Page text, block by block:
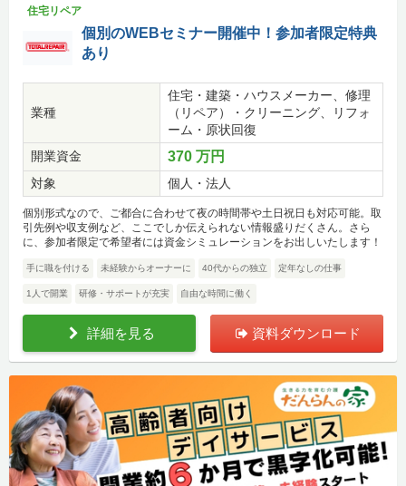
住宅リペア
個別のWEBセミナー開催中！参加者限定特典
あり
業種
住宅・建築・ハウスメーカー、修理
（リペア）・クリーニング、リフォ
ーム・原状回復
開業資金
370 万円
対象 個人・法人
個別形式なので、ご都合に合わせて夜の時間帯や土日祝日も対応可能。取
引先例や収支例など、ここでしか伝えられない情報盛りだくさん。さら
に、参加者限定で希望者には資金シミュレーションをお出しいたします！
手に職を付ける 未経験からオーナーに 40代からの独立 定年なしの仕事
1人で開業 研修・サポートが充実 自由な時間に働く
詳細を見る 資料ダウンロード